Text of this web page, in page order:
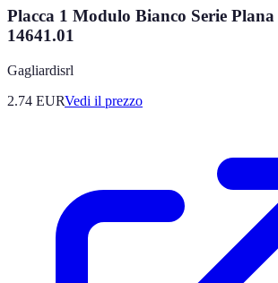
Placca 1 Modulo Bianco Serie
14641.01
Gagliardisrl
2.74 EURVedi il prezzo